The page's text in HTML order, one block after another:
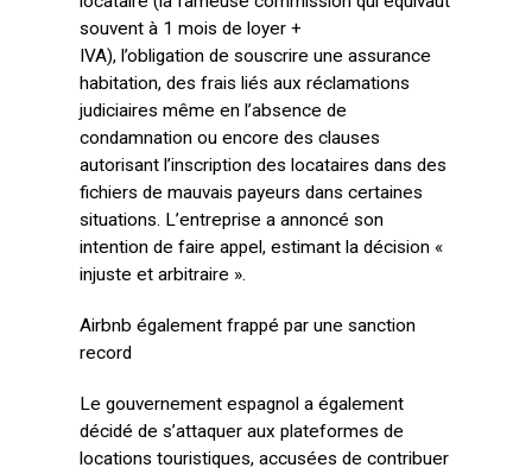
souvent à 1 mois de loyer +
IVA), l’obligation de souscrire une assurance
habitation, des frais liés aux réclamations
judiciaires même en l’absence de
condamnation ou encore des clauses
autorisant l’inscription des locataires dans des
fichiers de mauvais payeurs dans certaines
situations. L’entreprise a annoncé son
intention de faire appel, estimant la décision «
injuste et arbitraire ».
Airbnb également frappé par une sanction
record
Le gouvernement espagnol a également
décidé de s’attaquer aux plateformes de
locations touristiques, accusées de contribuer